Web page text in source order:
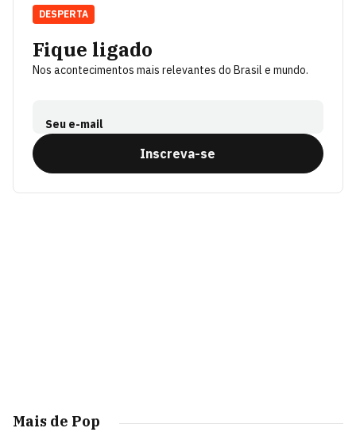
Fique ligado
Nos acontecimentos mais relevantes do Brasil e mundo.
Seu e-mail
Inscreva-se
DESPERTA
Mais de Pop